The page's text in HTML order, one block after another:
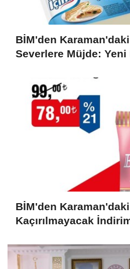
BİM'den
Severlere Müjde:
BİM'den
Kaçırılmayacak